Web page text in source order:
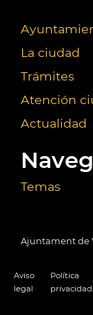
La ciudad
Trámites
Atención
Actualidad
Temas
Ajuntament de
Aviso
legal
Política
privacidad